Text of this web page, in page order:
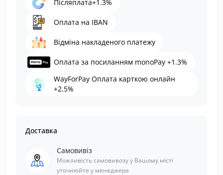
Післяплата+1.3%
Оплата на IBAN
Відміна накладеного платежу
Оплата за посиланням monoPay +1.3%
WayForPay Оплата карткою онлайн
+2.5%
Доставка
Самовивіз
Можливість самовивозу у Вашому місті
уточнюйте у менеджера